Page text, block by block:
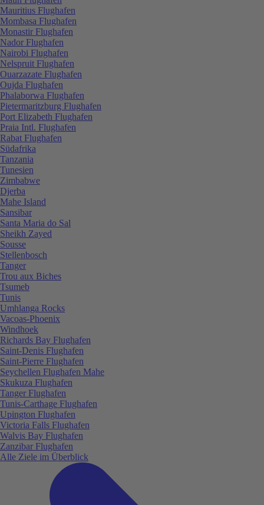
Mauritius Flughafen
Mombasa Flughafen
Monastir Flughafen
Nador Flughafen
Nairobi Flughafen
Nelspruit Flughafen
Ouarzazate Flughafen
Oujda Flughafen
Phalaborwa Flughafen
Pietermaritzburg Flughafen
Port Elizabeth Flughafen
Praia Intl. Flughafen
Rabat Flughafen
Südafrika
Tanzania
Tunesien
Zimbabwe
Djerba
Mahe Island
Sansibar
Santa Maria do Sal
Sheikh Zayed
Sousse
Stellenbosch
Tanger
Trou aux Biches
Tsumeb
Tunis
Umhlanga Rocks
Vacoas-Phoenix
Windhoek
Richards Bay Flughafen
Saint-Denis Flughafen
Saint-Pierre Flughafen
Seychellen Flughafen Mahe
Skukuza Flughafen
Tanger Flughafen
Tunis-Carthage Flughafen
Upington Flughafen
Victoria Falls Flughafen
Walvis Bay Flughafen
Zanzibar Flughafen
Alle Ziele im Überblick